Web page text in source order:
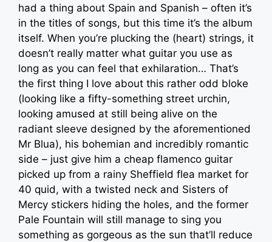
had a thing about Spain and Spanish – often it’s
in the titles of songs, but this time it’s the album
itself. When you’re plucking the (heart) strings, it
doesn’t really matter what guitar you use as
long as you can feel that exhilaration… That’s
the first thing I love about this rather odd bloke
(looking like a fifty-something street urchin,
looking amused at still being alive on the
radiant sleeve designed by the aforementioned
Mr Blua), his bohemian and incredibly romantic
side – just give him a cheap flamenco guitar
picked up from a rainy Sheffield flea market for
40 quid, with a twisted neck and Sisters of
Mercy stickers hiding the holes, and the former
Pale Fountain will still manage to sing you
something as gorgeous as the sun that’ll reduce